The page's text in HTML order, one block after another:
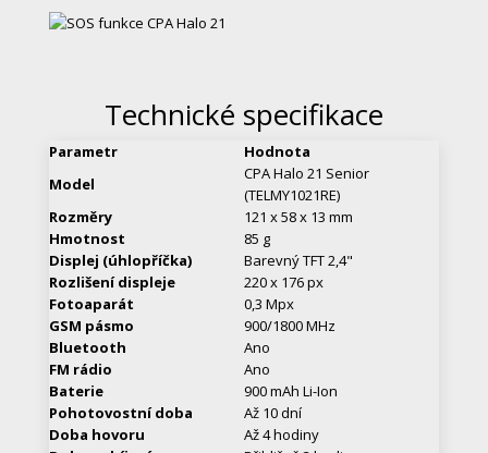
Technické specifikace
Parametr
Hodnota
Model
CPA Halo 21 Senior
(TELMY1021RE)
Rozměry
121 x 58 x 13 mm
Hmotnost
85 g
Displej (úhlopříčka)
Barevný TFT 2,4"
Rozlišení displeje
220 x 176 px
Fotoaparát
0,3 Mpx
GSM pásmo
900/1800 MHz
Bluetooth
Ano
FM rádio
Ano
Baterie
900 mAh Li-Ion
Pohotovostní doba
Až 10 dní
Doba hovoru
Až 4 hodiny